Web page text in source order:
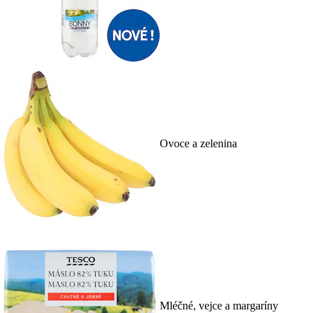
Ovoce a zelenina
Mléčné, vejce a margaríny